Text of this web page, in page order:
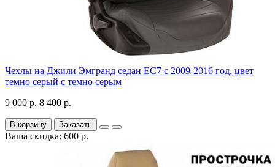
Чехлы на Джили Эмгранд седан ЕС7 с 2009-2016 год, цвет
темно серый с темно серым
9 000 р. 8 400 р.
В корзину Заказать
Ваша скидка: 600 р.